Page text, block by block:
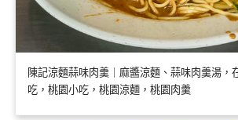
陳記涼麵蒜味肉羹｜麻醬涼麵、蒜味肉羹湯，
吃，桃園小吃，桃園涼麵，桃園肉羹